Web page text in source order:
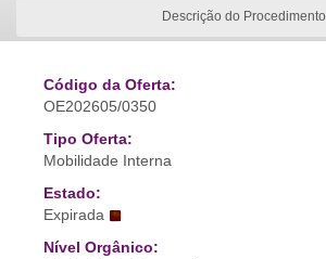
Descrição do Procedimento
Código da Oferta:
OE202605/0350
Tipo Oferta:
Mobilidade Interna
Estado:
Expirada
Nível Orgânico: